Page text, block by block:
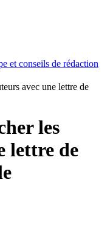
et conseils de rédaction
avec une lettre de
les
lettre de